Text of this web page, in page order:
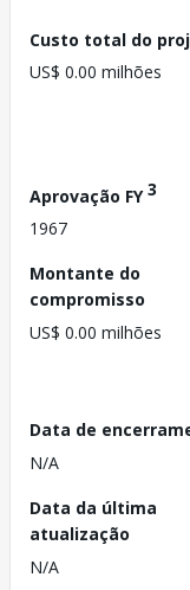
Custo total do
US$ 0.00 milhões
Aprovação FY3
1967
Montante do
compromisso
US$ 0.00 milhões
Data de
N/A
Data da última
atualização
N/A